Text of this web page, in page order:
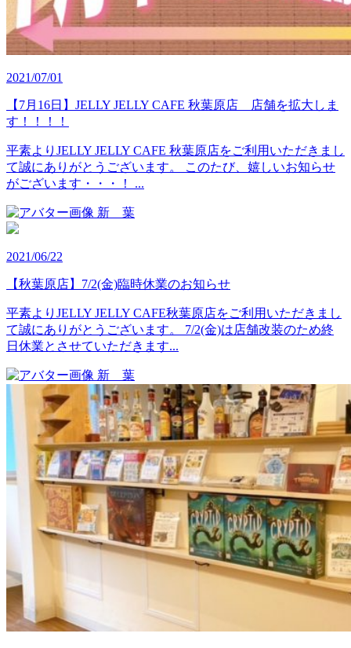
2021/07/01
【7月16日】JELLY JELLY CAFE 秋葉原店 店舗を拡大しま
す！！！！
平素よりJELLY JELLY CAFE 秋葉原店をご利用いただきまし
て誠にありがとうございます。 このたび、嬉しいお知らせ
がございます・・・！ ...
新 葉
2021/06/22
【秋葉原店】7/2(金)臨時休業のお知らせ
平素よりJELLY JELLY CAFE秋葉原店をご利用いただきまし
て誠にありがとうございます。 7/2(金)は店舗改装のため終
日休業とさせていただきます...
新 葉